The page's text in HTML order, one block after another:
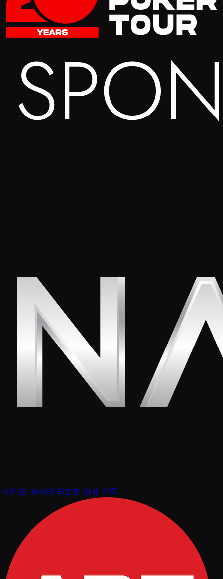
비디오 실시간 리포트 상점 언론